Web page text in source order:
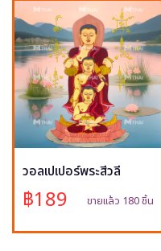
วอลเปเปอร์พระสีวลี
฿189 ขายแล้ว 180 ชิ้น